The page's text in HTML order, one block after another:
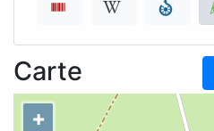
Carte
+